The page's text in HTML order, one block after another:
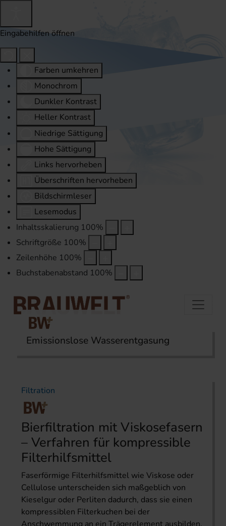
Eingabehilfen öffnen
Farben umkehren
Monochrom
Dunkler Kontrast
Heller Kontrast
Niedrige Sättigung
Hohe Sättigung
Links hervorheben
Überschriften hervorheben
Bildschirmleser
Lesemodus
Inhaltsskalierung 100%
Schriftgröße 100%
Zeilenhöhe 100%
Buchstabenabstand 100%
Startseite Themen Filtration
Emissionslose Wasserentgasung
Filtration
Bierfiltration mit Viskose­fasern
– Verfahren für kompressible
Filterhilfsmittel
Faserförmige Filterhilfsmittel wie Viskose oder
Cellulose unterscheiden sich maßgeblich von
Kieselgur oder Perliten dadurch, dass sie einen
kompressiblen Filterkuchen bei der
Anschwemmung an ein Trägerelement ausbilden.